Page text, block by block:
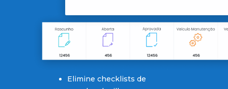
Elimine checklists de